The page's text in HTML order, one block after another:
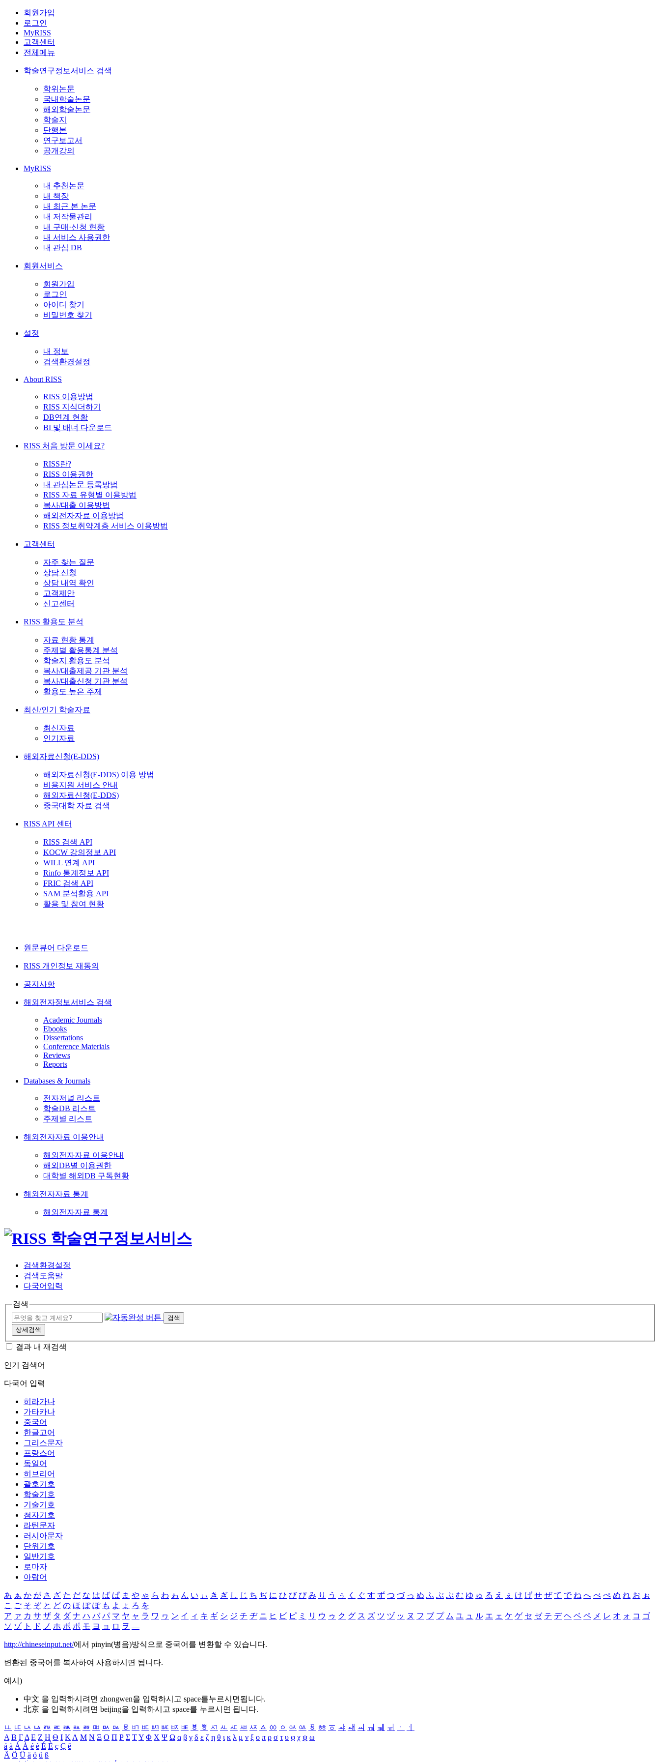
회원가입
로그인
MyRISS
고객센터
전체메뉴
학술연구정보서비스 검색
학위논문
국내학술논문
해외학술논문
학술지
단행본
연구보고서
공개강의
MyRISS
내 추천논문
내 책장
내 최근 본 논문
내 저작물관리
내 구매·신청 현황
내 서비스 사용권한
내 관심 DB
회원서비스
회원가입
로그인
아이디 찾기
비밀번호 찾기
설정
내 정보
검색환경설정
About RISS
RISS 이용방법
RISS 지식더하기
DB연계 현황
BI 및 배너 다운로드
RISS 처음 방문 이세요?
RISS란?
RISS 이용권한
내 관심논문 등록방법
RISS 자료 유형별 이용방법
복사/대출 이용방법
해외전자자료 이용방법
RISS 정보취약계층 서비스 이용방법
고객센터
자주 찾는 질문
상담 신청
상담 내역 확인
고객제안
신고센터
RISS 활용도 분석
자료 현황 통계
주제별 활용통계 분석
학술지 활용도 분석
복사/대출제공 기관 분석
복사/대출신청 기관 분석
활용도 높은 주제
최신/인기 학술자료
최신자료
인기자료
해외자료신청(E-DDS)
해외자료신청(E-DDS) 이용 방법
비용지원 서비스 안내
해외자료신청(E-DDS)
중국대학 자료 검색
RISS API 센터
RISS 검색 API
KOCW 강의정보 API
WILL 연계 API
Rinfo 통계정보 API
FRIC 검색 API
SAM 분석활용 API
활용 및 참여 현황
원문뷰어 다운로드
RISS 개인정보 재동의
공지사항
해외전자정보서비스 검색
Academic Journals
Ebooks
Dissertations
Conference Materials
Reviews
Reports
Databases & Journals
전자저널 리스트
학술DB 리스트
주제별 리스트
해외전자자료 이용안내
해외전자자료 이용안내
해외DB별 이용권한
대학별 해외DB 구독현황
해외전자자료 통계
해외전자자료 통계
검색환경설정
검색도움말
다국어입력
검색
검색
상세검색
결과 내 재검색
인기 검색어
다국어 입력
히라가나
가타카나
중국어
한글고어
그리스문자
프랑스어
독일어
히브리어
괄호기호
학술기호
기술기호
첨자기호
라틴문자
러시아문자
단위기호
일반기호
로마자
아랍어
あ ぁ か が さ ざ た だ な は ば ぱ ま や ゃ ら わ ゎ ん い ぃ き ぎ し じ ち ぢ に ひ び ぴ み り う ぅ く ぐ す ず つ づ っ ぬ ふ ぶ ぷ む ゆ ゅ る え ぇ け げ せ ぜ て で ね へ べ ぺ め れ お ぉ
こ ご そ ぞ と ど の ほ ぼ ぽ も よ ょ ろ を
ア ァ カ サ ザ タ ダ ナ ハ バ パ マ ヤ ャ ラ ワ ヮ ン イ ィ キ ギ シ ジ チ ヂ ニ ヒ ビ ピ ミ リ ウ ゥ ク グ ス ズ ツ ヅ ッ ヌ フ ブ プ ム ユ ュ ル エ ェ ケ ゲ セ ゼ テ デ ヘ ベ ペ メ レ オ ォ コ ゴ
ソ ゾ ト ド ノ ホ ボ ポ モ ヨ ョ ロ ヲ ―
http://chineseinput.net/에서 pinyin(병음)방식으로 중국어를 변환할 수 있습니다.
변환된 중국어를 복사하여 사용하시면 됩니다.
예시)
中文 을 입력하시려면 zhongwen을 입력하시고 space를누르시면됩니다.
北京 을 입력하시려면 beijing을 입력하시고 space를 누르시면 됩니다.
ㅥ ㅦ ㅧ ㅨ ㅩ ㅪ ㅫ ㅬ ㅭ ㅮ ㅯ ㅰ ㅱ ㅲ ㅳ ㅴ ㅵ ㅶ ㅷ ㅸ ㅹ ㅺ ㅻ ㅼ ㅽ ㅾ ㅿ ㆀ ㆁ ㆂ ㆃ ㆄ ㆅ ㆆ ㆇ ㆈ ㆉ ㆊ ㆋ ㆌ ㆍ
ㆎ
Α Β ΓΔ Ε Ζ Η Θ Ι ΚΛ Μ Ν Ξ Ο Π Ρ Σ ΤΥ Φ Χ Ψ Ω α β γ δ ε ζ η θ ι κ λ μ ν ξ ο π ρ σ τ υ φ χ ψ ω
á à Á À é è É È ç Ç ê
Ä Ö Ü ä ö ü ß